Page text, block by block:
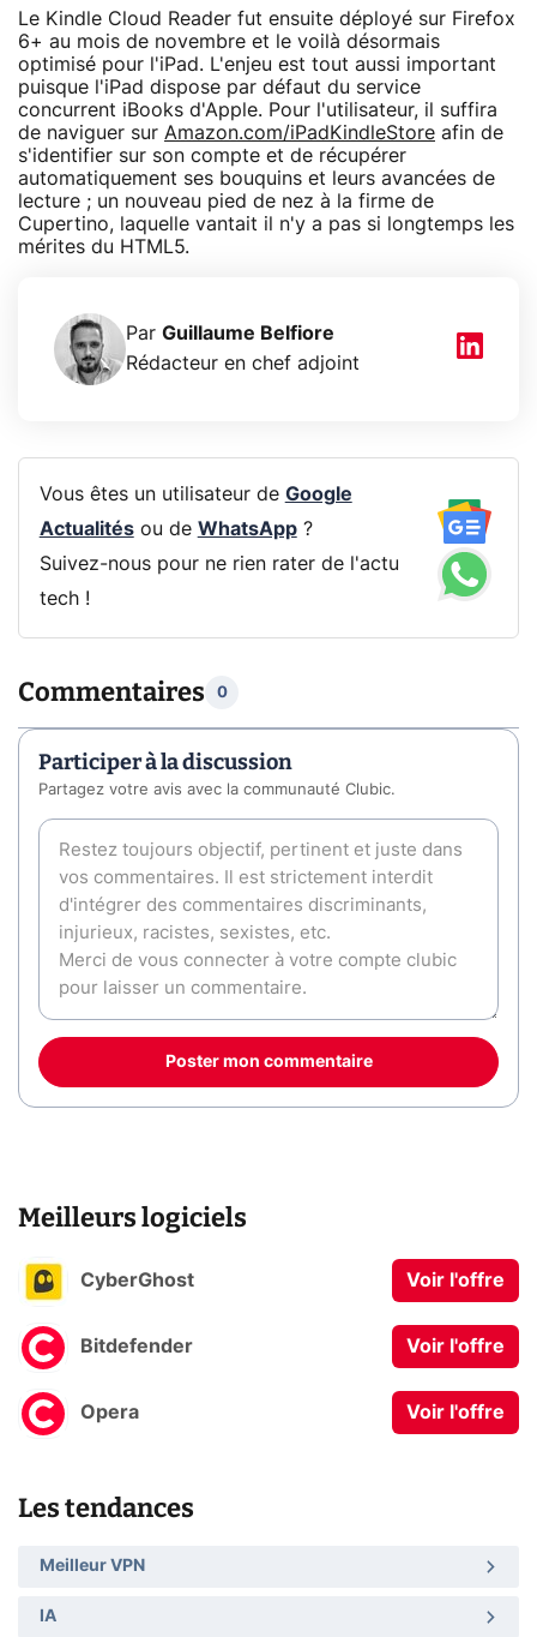
Le Kindle Cloud Reader fut ensuite déployé sur Firefox
6+ au mois de novembre et le voilà désormais
optimisé pour l'iPad. L'enjeu est tout aussi important
puisque l'iPad dispose par défaut du service
concurrent iBooks d'Apple. Pour l'utilisateur, il suffira
de naviguer sur Amazon.com/iPadKindleStore afin de
s'identifier sur son compte et de récupérer
automatiquement ses bouquins et leurs avancées de
lecture ; un nouveau pied de nez à la firme de
Cupertino, laquelle vantait il n'y a pas si longtemps les
mérites du HTML5.
Par Guillaume Belfiore
Rédacteur en chef adjoint
Vous êtes un utilisateur de Google
Actualitésou de WhatsApp?
Suivez-nous pour ne rien rater de l'actu
tech !
Commentaires 0
Participer à la discussion
Partagez votre avis avec la communauté Clubic.
Poster mon commentaire
Meilleurs logiciels
CyberGhost Voir l'offre
Bitdefender Voir l'offre
Opera Voir l'offre
Les tendances
Meilleur VPN
IA